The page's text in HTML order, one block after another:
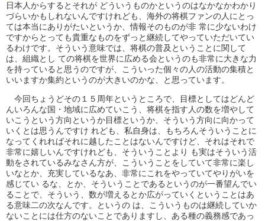
日本人からするとそれが どういうものかというのはなかなかわかり
づらいかもしれないんですけれども、海外の将棋ファンの人にとっ
ては本当にありがたいというか、情報そのものが非 常に少ないわけ
ですからとっても貴重なものをずっと継続してやっていただいてい
るわけです。そういう意味では、将棋の普及ということに関して
は、組織とし ての将棋を世界に広める会というのも非常に大きな力
を持っていると思うのですが、こういった個々の人の活動の集積と
いいますか集約というのが大きいのかな、と思っています。
今回ちょうどその１５周年というところで、目標としてはどんど
んいろんな国・地域に広めていこう、将棋を指す人の数を増やして
いこうという方向というか目標というか、そういう方向に向かって
いくとは思うんですけ れども、私自身は、もちろんそういうことに
なってくれればそれに越したことはないんですけど、それはそれで
非常に嬉しいんですけれども、そういうことより も実はそういう活
動をされているみなさん方が、こういうことをしていて非常に楽し
いなとか、充実しているなあ、非常にこれをやっていてやりがいを
感じてい るな、とか、そういうことであるというのが一番望んでい
ることで、そういう、数が増えるとか広がっていくということはあ
る意味二の次なんです。というの は、こういうものは継続していか
ないことには仕方のないことでありますし、ある種の義務感であっ